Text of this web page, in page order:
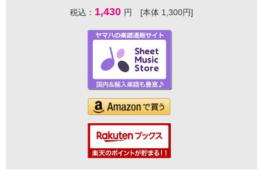
税込： 1,430 円 [本体 1,300円]